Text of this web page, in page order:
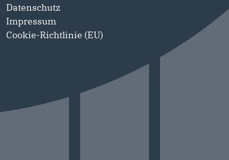
Datenschutz
Impressum
Cookie-Richtlinie (EU)